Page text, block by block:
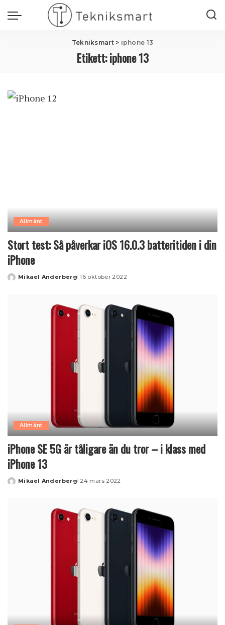
Tekniksmart> iphone 13
Etikett:iphone 13
Allmänt
Stort test: Så påverkar iOS 16.0.3 batteritiden i din
iPhone
Posted
Mikael Anderberg 16 oktober 2022
Allmänt
iPhone SE 5G är tåligare än du tror – i klass med
iPhone 13
Posted
Mikael Anderberg 24 mars 2022